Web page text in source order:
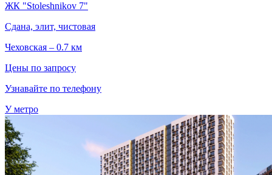
ЖК "Stoleshnikov 7"
Сдана, элит, чистовая
Чеховская – 0.7 км
Цены по запросу
Узнавайте по телефону
У метро